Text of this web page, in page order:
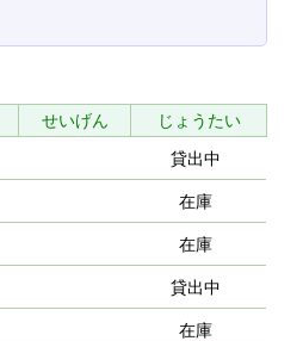
せいげん
じょうたい
貸出中
在庫
在庫
貸出中
在庫